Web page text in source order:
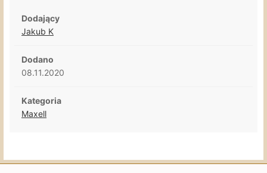
Dodający
Jakub K
Dodano
08.11.2020
Kategoria
Maxell